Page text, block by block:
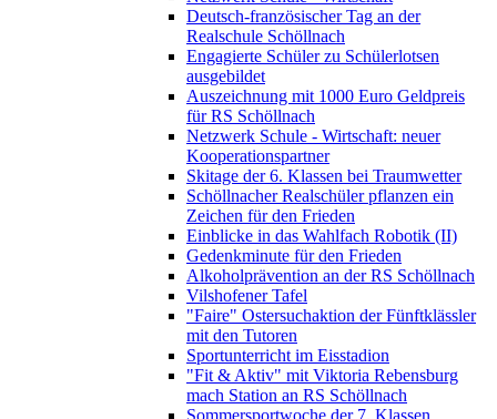
Deutsch-französischer Tag an der
Realschule Schöllnach
Engagierte Schüler zu Schülerlotsen
ausgebildet
Auszeichnung mit 1000 Euro Geldpreis
für RS Schöllnach
Netzwerk Schule - Wirtschaft: neuer
Kooperationspartner
Skitage der 6. Klassen bei Traumwetter
Schöllnacher Realschüler pflanzen ein
Zeichen für den Frieden
Einblicke in das Wahlfach Robotik (II)
Gedenkminute für den Frieden
Alkoholprävention an der RS Schöllnach
Vilshofener Tafel
"Faire" Ostersuchaktion der Fünftklässler
mit den Tutoren
Sportunterricht im Eisstadion
"Fit & Aktiv" mit Viktoria Rebensburg
mach Station an RS Schöllnach
Sommersportwoche der 7. Klassen